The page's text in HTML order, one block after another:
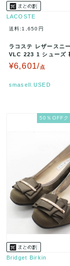
LACOSTE
送料:1,650円
ラコステ レザースニ
VLC 223 1 シューズ
レディース 4…
¥6,601/点
smasell.USED
50％OFFク
Bridget Birkin